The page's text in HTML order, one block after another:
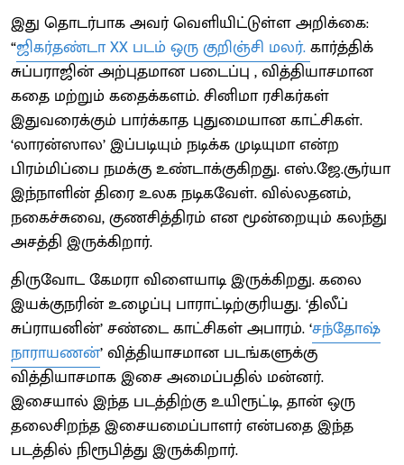
இது தொடர்பாக அவர் வெளியிட்டுள்ள அறிக்கை:
“ஜிகர்தண்டா XX படம்‌ ஒரு குறிஞ்சி மலர்‌.கார்த்திக்‌
சுப்பராஜின்‌ அற்புதமான படைப்பு , வித்தியாசமான
கதை மற்றும்‌ கதைக்களம்‌. சினிமா ரசிகர்கள்‌
இதுவரைக்கும்‌ பார்க்காத புதுமையான காட்சிகள்‌.
‘லாரன்ஸால’ இப்படியும்‌ நடிக்க முடியுமா என்ற
பிரம்மிப்பை நமக்கு உண்டாக்குகிறது. எஸ்.ஜே.சூர்யா
இந்நாளின்‌ திரை உலக நடிகவேள்‌. வில்லதனம்‌,
நகைச்சுவை, குணசித்திரம்‌ என மூன்றையும்‌ கலந்து
அசத்தி இருக்கிறார்.
திருவோட கேமரா விளையாடி இருக்கிறது. கலை
இயக்குநரின்‌ உழைப்பு பாராட்டிற்குரியது. ‘திலீப்‌
சுப்ராயனின்‌’ சண்டை காட்சிகள்‌ அபாரம்‌. ‘சந்தோஷ்‌
நாராயணன்‌’ வித்தியாசமான படங்களுக்கு
வித்தியாசமாக இசை அமைப்பதில்‌ மன்னர்‌.
இசையால்‌ இந்த படத்திற்கு உயிரூட்டி, தான்‌ ஒரு
தலைசிறந்த இசையமைப்பாளர்‌ என்பதை இந்த
படத்தில்‌ நிரூபித்து இருக்கிறார்‌.